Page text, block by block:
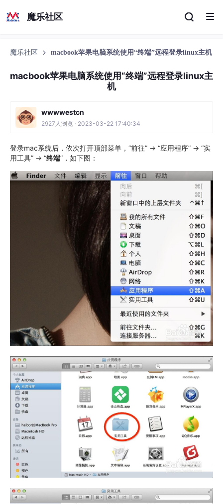
魔乐社区
魔乐社区 macbook苹果电脑系统使用“终端”远程登录linux主机
macbook苹果电脑系统使用“终端”远程登录linux主
机
wwwwestcn
2927人浏览 · 2023-03-22 17:40:34
登录mac系统后，依次打开顶部菜单，“前往” -> “应用程序” -> “实
用工具” -> “终端”，如下图：